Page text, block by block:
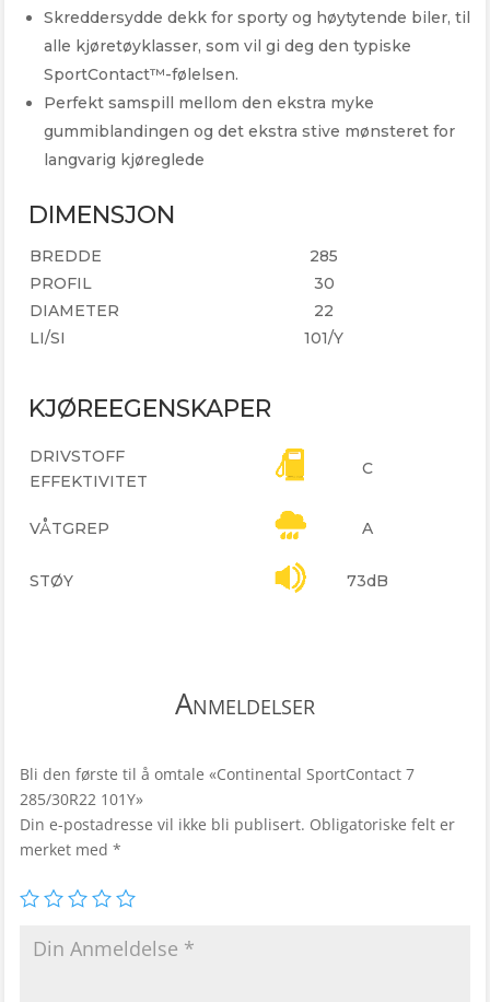
Skreddersydde dekk for sporty og høytytende biler, til
alle kjøretøyklasser, som vil gi deg den typiske
SportContact™-følelsen.
Perfekt samspill mellom den ekstra myke
gummiblandingen og det ekstra stive mønsteret for
langvarig kjøreglede
DIMENSJON
BREDDE
285
PROFIL
30
DIAMETER
22
LI/SI
101/Y
KJØREEGENSKAPER
DRIVSTOFF
EFFEKTIVITET
C
VÅTGREP A
STØY 73dB
Anmeldelser
Bli den første til å omtale «Continental SportContact 7
285/30R22 101Y»
Din e-postadresse vil ikke bli publisert. Obligatoriske felt er
merket med *